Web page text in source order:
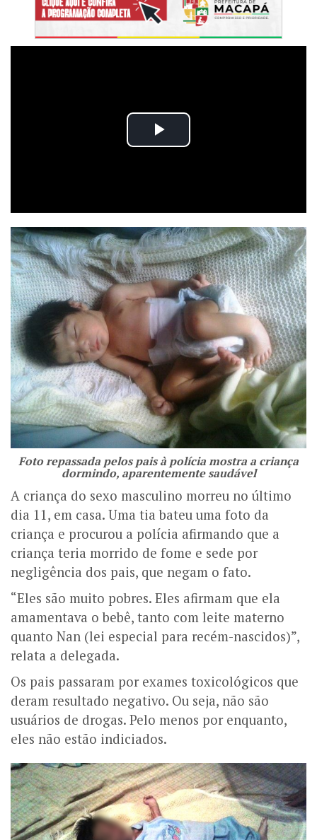
Foto repassada pelos pais à polícia mostra a criança
dormindo, aparentemente saudável
A criança do sexo masculino morreu no último
dia 11, em casa. Uma tia bateu uma foto da
criança e procurou a polícia afirmando que a
criança teria morrido de fome e sede por
negligência dos pais, que negam o fato.
“Eles são muito pobres. Eles afirmam que ela
amamentava o bebê, tanto com leite materno
quanto Nan (lei especial para recém-nascidos)”,
relata a delegada.
Os pais passaram por exames toxicológicos que
deram resultado negativo. Ou seja, não são
usuários de drogas. Pelo menos por enquanto,
eles não estão indiciados.